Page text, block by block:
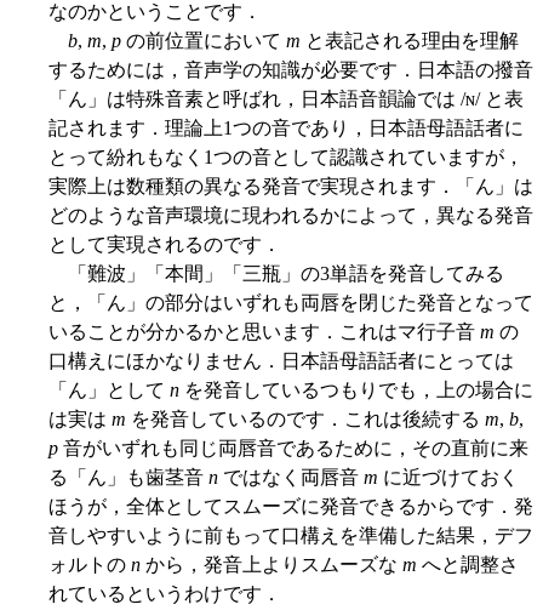
なのかということです．
b, m, p の前位置において m と表記される理由を理解
するためには，音声学の知識が必要です．日本語の撥音
「ん」は特殊音素と呼ばれ，日本語音韻論では /ɴ/ と表
記されます．理論上1つの音であり，日本語母語話者に
とって紛れもなく1つの音として認識されていますが，
実際上は数種類の異なる発音で実現されます．「ん」は
どのような音声環境に現われるかによって，異なる発音
として実現されるのです．
「難波」「本間」「三瓶」の3単語を発音してみる
と，「ん」の部分はいずれも両唇を閉じた発音となって
いることが分かるかと思います．これはマ行子音 m の
口構えにほかなりません．日本語母語話者にとっては
「ん」として n を発音しているつもりでも，上の場合に
は実は m を発音しているのです．これは後続する m, b,
p 音がいずれも同じ両唇音であるために，その直前に来
る「ん」も歯茎音 n ではなく両唇音 m に近づけておく
ほうが，全体としてスムーズに発音できるからです．発
音しやすいように前もって口構えを準備した結果，デフ
ォルトの n から，発音上よりスムーズな m へと調整さ
れているというわけです．